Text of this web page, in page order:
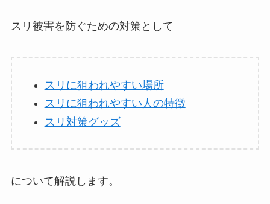
スリ被害を防ぐための対策として
スリに狙われやすい場所
スリに狙われやすい人の特徴
スリ対策グッズ
について解説します。